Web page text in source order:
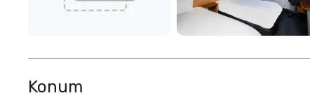
Konum